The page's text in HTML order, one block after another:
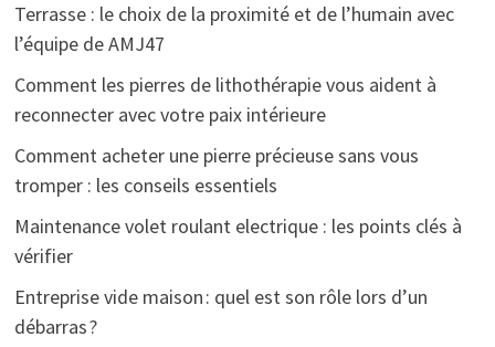
Terrasse : le choix de la proximité et de l’humain avec
l’équipe de AMJ47
Comment les pierres de lithothérapie vous aident à
reconnecter avec votre paix intérieure
Comment acheter une pierre précieuse sans vous
tromper : les conseils essentiels
Maintenance volet roulant electrique : les points clés à
vérifier
Entreprise vide maison : quel est son rôle lors d’un
débarras ?